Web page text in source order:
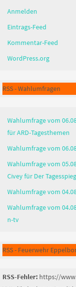
Anmelden
Eintrags-Feed
Kommentar-Feed
WordPress.org
RSS - Wahlumfragen
Wahlumfrage vom
für ARD-Tagesthemen
Wahlumfrage vom
Wahlumfrage vom
Civey für Der
Wahlumfrage vom
Wahlumfrage vom
n-tv
RSS - Feuerwehr
RSS-Fehler: https://